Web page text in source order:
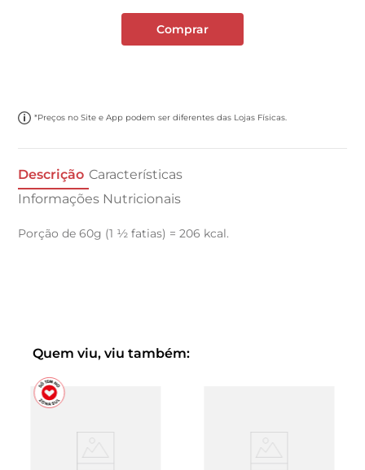
Comprar
*Preços no Site e App podem ser diferentes das Lojas Físicas.
Descrição Características
Informações Nutricionais
Porção de 60g (1 ½ fatias) = 206 kcal.
Quem viu, viu também: